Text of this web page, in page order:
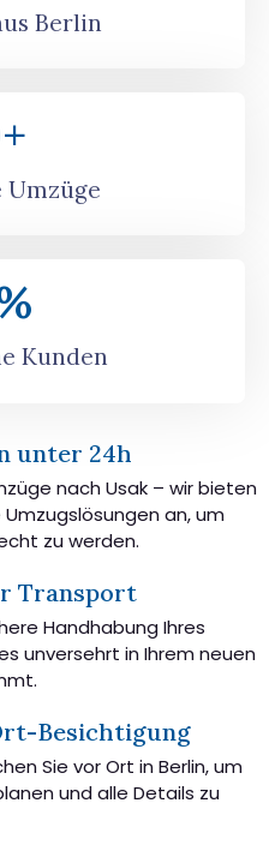
Berlin
+
Kunden
unter 24h
nach Usak – wir bieten
an, um
zu werden.
Transport
Handhabung Ihres
unversehrt in Ihrem neuen
Besichtigung
Sie vor Ort in Berlin, um
und alle Details zu